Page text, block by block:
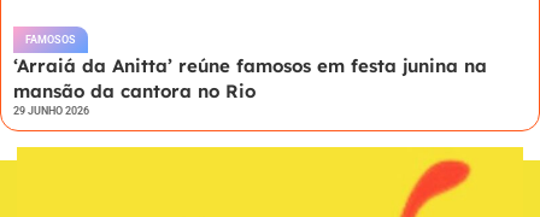
FAMOSOS
‘Arraiá da Anitta’ reúne famosos em festa junina na
mansão da cantora no Rio
29 JUNHO 2026